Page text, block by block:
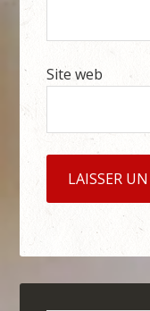
Site web